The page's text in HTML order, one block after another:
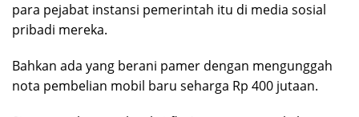
para pejabat instansi pemerintah itu di media sosial
pribadi mereka.
Bahkan ada yang berani pamer dengan mengunggah
nota pembelian mobil baru seharga Rp 400 jutaan.